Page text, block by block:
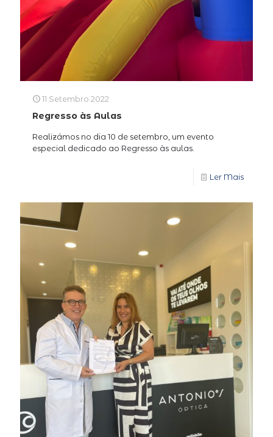
11 Setembro 2022
Regresso às Aulas
Realizámos no dia 10 de setembro, um evento
especial dedicado ao Regresso às aulas.
Ler Mais